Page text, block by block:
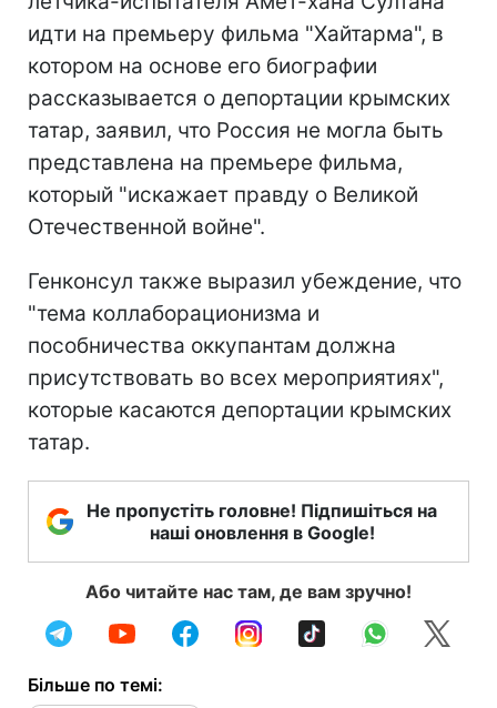
идти на премьеру фильма "Хайтарма", в
котором на основе его биографии
рассказывается о депортации крымских
татар, заявил, что Россия не могла быть
представлена на премьере фильма,
который "искажает правду о Великой
Отечественной войне".
Генконсул также выразил убеждение, что
"тема коллаборационизма и
пособничества оккупантам должна
присутствовать во всех мероприятиях",
которые касаются депортации крымских
татар.
Не пропустіть головне! Підпишіться на
наші оновлення в Google!
Або читайте нас там, де вам зручно!
Більше по темі: